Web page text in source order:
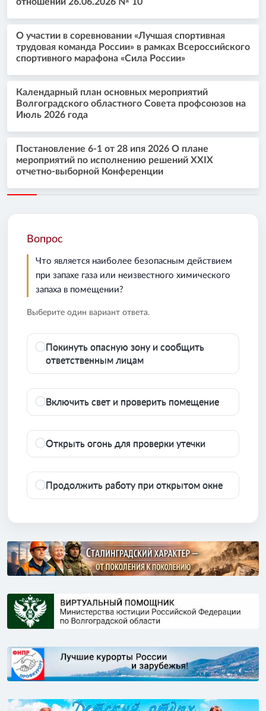
О участии в соревновании «Лучшая спортивная
трудовая команда России» в рамках Всероссийского
спортивного марафона «Сила России»
Календарный план основных мероприятий
Волгоградского областного Совета профсоюзов на
Июль 2026 года
Постановление 6-1 от 28 ипя 2026 О плане
мероприятий по исполнению решений XXIX
отчетно-выборной Конференции
Вопрос
Что является наиболее безопасным действием
при запахе газа или неизвестного химического
запаха в помещении?
Выберите один вариант ответа.
Покинуть опасную зону и сообщить
ответственным лицам
Включить свет и проверить помещение
Открыть огонь для проверки утечки
Продолжить работу при открытом окне